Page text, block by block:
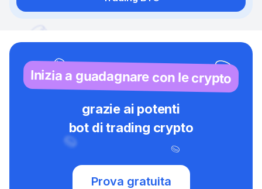
Inizia a guadagnare con le crypto
grazie ai potenti
bot di trading crypto
Prova gratuita